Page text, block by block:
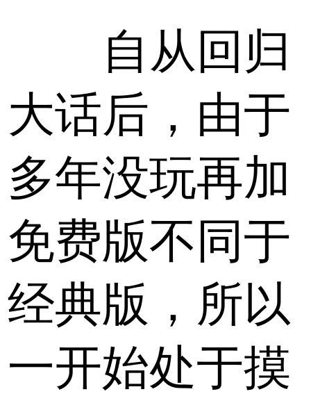
自从回归
大话后，由于
多年没玩再加
免费版不同于
经典版，所以
一开始处于摸